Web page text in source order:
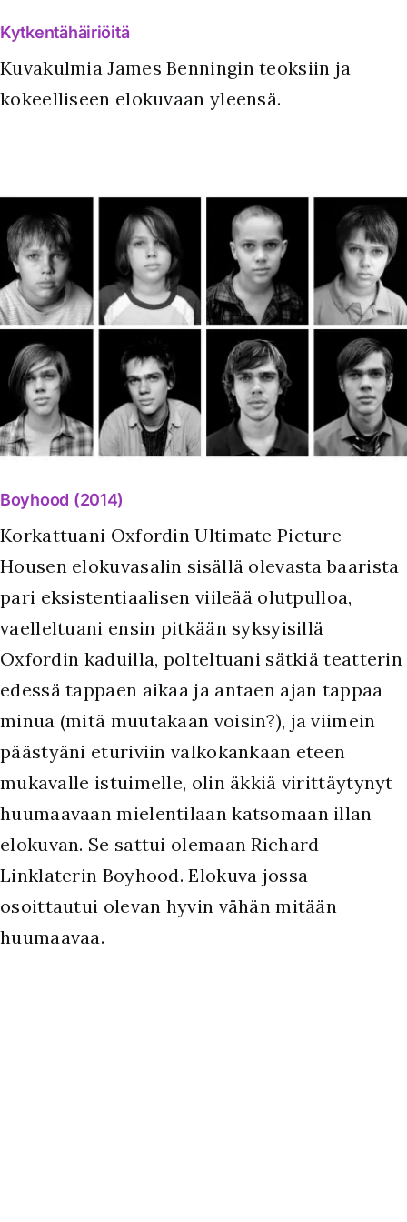
Kytkentähäiriöitä
Kuvakulmia James Benningin teoksiin ja
kokeelliseen elokuvaan yleensä.
Boyhood (2014)
Korkattuani Oxfordin Ultimate Picture
Housen elokuvasalin sisällä olevasta baarista
pari eksistentiaalisen viileää olutpulloa,
vaelleltuani ensin pitkään syksyisillä
Oxfordin kaduilla, polteltuani sätkiä teatterin
edessä tappaen aikaa ja antaen ajan tappaa
minua (mitä muutakaan voisin?), ja viimein
päästyäni eturiviin valkokankaan eteen
mukavalle istuimelle, olin äkkiä virittäytynyt
huumaavaan mielentilaan katsomaan illan
elokuvan. Se sattui olemaan Richard
Linklaterin Boyhood. Elokuva jossa
osoittautui olevan hyvin vähän mitään
huumaavaa.